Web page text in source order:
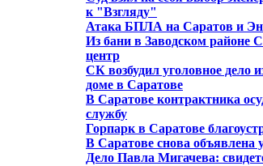
к "Взгляду"
Атака БПЛА на Саратов и
Из бани в Заводском районе
центр
СК возбудил уголовное дело
доме в Саратове
В Саратове контрактника
службу
Горпарк в Саратове
В Саратове снова объявлена
Дело Павла Мигачева: